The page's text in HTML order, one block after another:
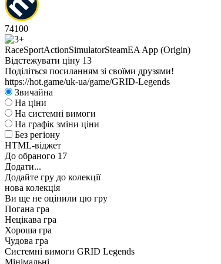
74100
RaceSportActionSimulatorSteamEA App (Origin)
Відстежувати ціну 13
Поділіться посиланням зі своїми друзями!
https://hot.game/uk-ua/game/GRID-Legends
Звичайна
На ціни
На системні вимоги
На графік зміни ціни
Без регіону
HTML-віджет
До обраного 17
Додати...
Додайте гру до колекції
нова колекція
Ви ще не оцінили цю гру
Погана гра
Нецікава гра
Хороша гра
Чудова гра
Системні вимоги GRID Legends
Мінімальні